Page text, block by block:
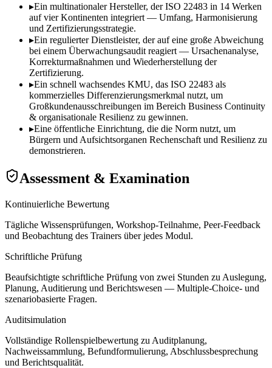
▸Ein multinationaler Hersteller, der ISO 22483 in 14 Werken
auf vier Kontinenten integriert — Umfang, Harmonisierung
und Zertifizierungsstrategie.
▸Ein regulierter Dienstleister, der auf eine große Abweichung
bei einem Überwachungsaudit reagiert — Ursachenanalyse,
Korrekturmaßnahmen und Wiederherstellung der
Zertifizierung.
▸Ein schnell wachsendes KMU, das ISO 22483 als
kommerzielles Differenzierungsmerkmal nutzt, um
Großkundenausschreibungen im Bereich Business Continuity
& organisationale Resilienz zu gewinnen.
▸Eine öffentliche Einrichtung, die die Norm nutzt, um
Bürgern und Aufsichtsorganen Rechenschaft und Resilienz zu
demonstrieren.
Assessment & Examination
Kontinuierliche Bewertung
Tägliche Wissensprüfungen, Workshop-Teilnahme, Peer-Feedback
und Beobachtung des Trainers über jedes Modul.
Schriftliche Prüfung
Beaufsichtigte schriftliche Prüfung von zwei Stunden zu Auslegung,
Planung, Auditierung und Berichtswesen — Multiple-Choice- und
szenariobasierte Fragen.
Auditsimulation
Vollständige Rollenspielbewertung zu Auditplanung,
Nachweissammlung, Befundformulierung, Abschlussbesprechung
und Berichtsqualität.